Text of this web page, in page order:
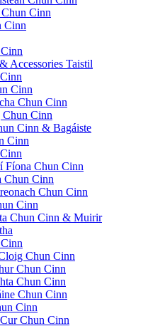
Chun Cinn
Cinn
Accessories Taistil
Cinn
Chun Cinn
Cinn
Cinn & Bagáiste
Cinn
Chun Cinn
Chun Cinn
Chun Cinn
Cinn
Chun Cinn & Muirir
Chun Cinn
Chun Cinn
Chun Cinn
Chun Cinn
Cinn
Chun Cinn